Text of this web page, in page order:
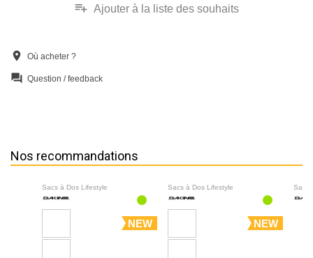
playlist_add Ajouter à la liste des souhaits
location_on Où acheter ?
question_answer Question / feedback
Nos recommandations
Sacs à Dos Lifestyle
NEW
Sacs à Dos Lifestyle
NEW
Sacs